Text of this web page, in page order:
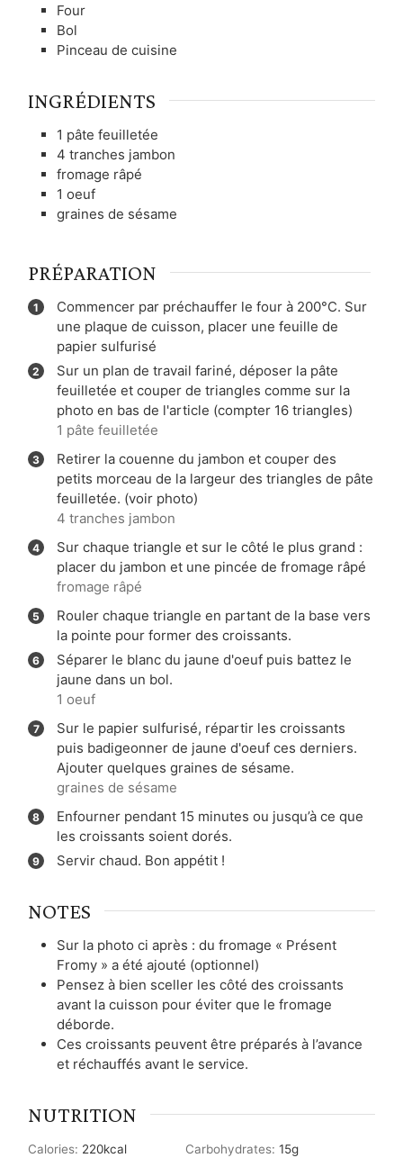
Four
Bol
Pinceau de cuisine
INGRÉDIENTS
1 pâte feuilletée
4 tranches jambon
fromage râpé
1 oeuf
graines de sésame
PRÉPARATION
Commencer par préchauffer le four à 200°C. Sur
une plaque de cuisson, placer une feuille de
papier sulfurisé
Sur un plan de travail fariné, déposer la pâte
feuilletée et couper de triangles comme sur la
photo en bas de l'article (compter 16 triangles)
1 pâte feuilletée
Retirer la couenne du jambon et couper des
petits morceau de la largeur des triangles de pâte
feuilletée. (voir photo)
4 tranches jambon
Sur chaque triangle et sur le côté le plus grand :
placer du jambon et une pincée de fromage râpé
fromage râpé
Rouler chaque triangle en partant de la base vers
la pointe pour former des croissants.
Séparer le blanc du jaune d'oeuf puis battez le
jaune dans un bol.
1 oeuf
Sur le papier sulfurisé, répartir les croissants
puis badigeonner de jaune d'oeuf ces derniers.
Ajouter quelques graines de sésame.
graines de sésame
Enfourner pendant 15 minutes ou jusqu’à ce que
les croissants soient dorés.
Servir chaud. Bon appétit !
NOTES
Sur la photo ci après : du fromage « Présent
Fromy » a été ajouté (optionnel)
Pensez à bien sceller les côté des croissants
avant la cuisson pour éviter que le fromage
déborde.
Ces croissants peuvent être préparés à l’avance
et réchauffés avant le service.
NUTRITION
Calories: 220kcal Carbohydrates: 15g